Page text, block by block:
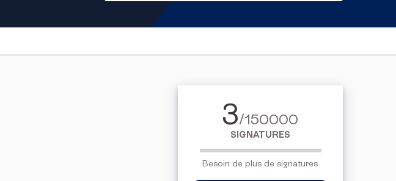
3/150000
SIGNATURES
Besoin de plus de signatures